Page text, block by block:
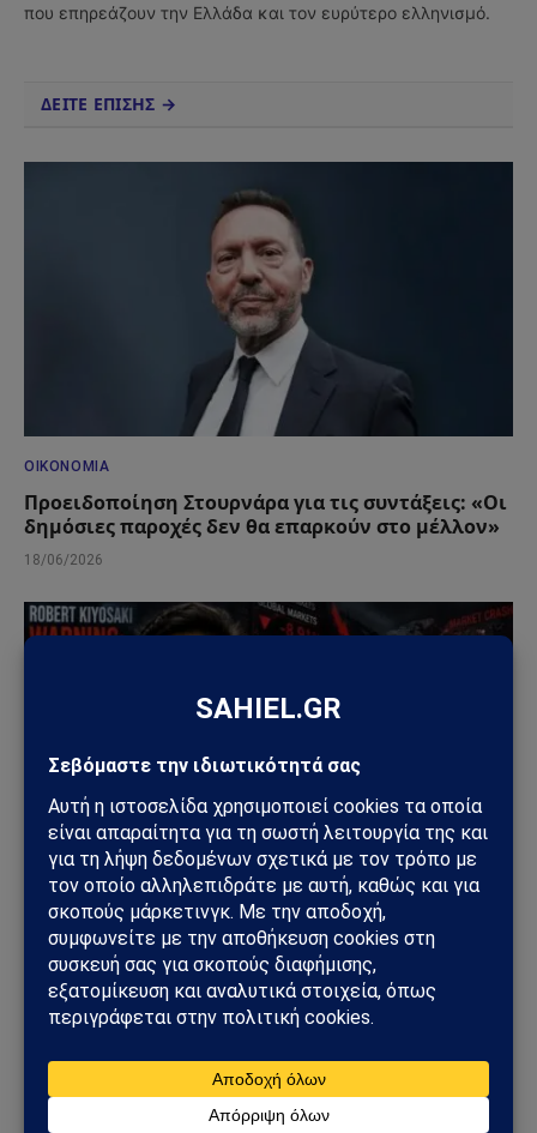
που επηρεάζουν την Ελλάδα και τον ευρύτερο ελληνισμό.
ΔΕΙΤΕ ΕΠΙΣΗΣ →
ΟΙΚΟΝΟΜΊΑ
Προειδοποίηση Στουρνάρα για τις συντάξεις: «Οι
δημόσιες παροχές δεν θα επαρκούν στο μέλλον»
18/06/2026
ΟΙΚΟΝΟΜΊΑ
Ρόμπερτ Κιγιοσάκι: «Έρχεται το μεγαλύτερο
οικονομικό κραχ στην ιστορία» – Νέα
προειδοποίηση για το 2026-2027
13/06/2026